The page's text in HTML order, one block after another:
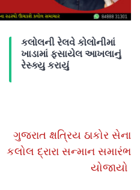
કલોલની રેલવે કોલોનીમાં
ખાડામાં ફસાયેલ આખલાનું
રેસ્ક્યુ કરાયું
ગુજરાત ક્ષત્રિય ઠાકોર સેના
કલોલ દ્રારા સન્માન સમારંભ
યોજાયો